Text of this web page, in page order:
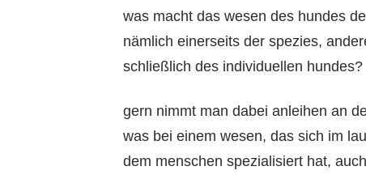
was macht das wesen des hundes
nämlich einerseits der spezies,
schließlich des individuellen hundes?
gern nimmt man dabei anleihen an
was bei einem wesen, das sich im
dem menschen spezialisiert hat,